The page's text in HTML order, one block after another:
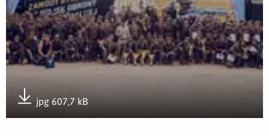
jpg 607,7 kB
Pobierz załącznik